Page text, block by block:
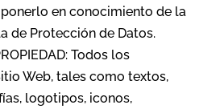
en conocimiento de la
de Protección de Datos.
Todos los
Web, tales como textos,
logotipos, iconos,